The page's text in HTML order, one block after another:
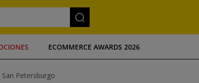
ECOMMERCE AWARDS 2026
Petersburgo